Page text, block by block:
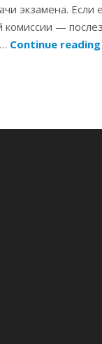
экзамена.
—
Continue reading